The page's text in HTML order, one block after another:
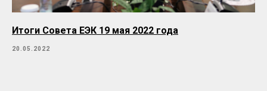
Итоги Совета ЕЭК 19 мая 2022 года
20.05.2022